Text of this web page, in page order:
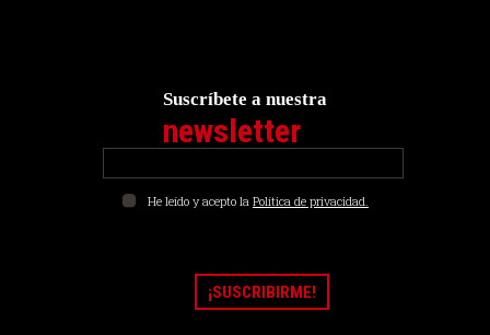
Suscríbete a nuestra
newsletter
He leído y acepto la Política de privacidad.